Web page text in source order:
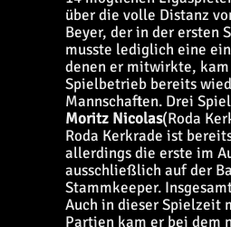
über die volle Distanz
Beyer, der in der ersten
musste lediglich eine
denen er mitwirkte, kam
Spielbetrieb bereits
Mannschaften. Drei
Moritz Nicolas(Roda
Roda Kerkrade ist
allerdings die erste im
ausschließlich auf der
Stammkeeper.
Auch in dieser Spielzeit
Partien kam er bei dem